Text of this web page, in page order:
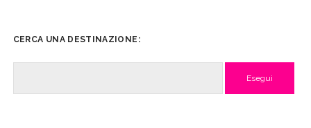
CERCA UNA DESTINAZIONE: